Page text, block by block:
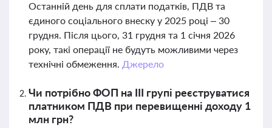
Останній день для сплати податків, ПДВ та
єдиного соціального внеску у 2025 році – 30
грудня. Після цього, 31 грудня та 1 січня 2026
року, такі операції не будуть можливими через
технічні обмеження. Джерело
Чи потрібно ФОП на ІІІ групі реєструватися
платником ПДВ при перевищенні доходу 1
млн грн?